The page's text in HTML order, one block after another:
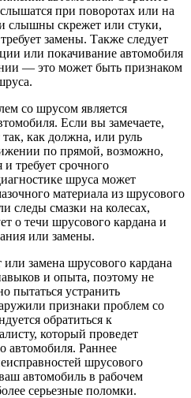
при поворотах или на
слышны скрежет или стуки,
замены. Также следует
или покачивание автомобиля
— это может быть признаком
со шрусом является
Если вы замечаете,
как должна, или руль
по прямой, возможно,
требует срочного
шруса может
материала из шрусового
следы смазки на колесах,
о течи шрусового кардана и
или замены.
замена шрусового кардана
и опыта, поэтому не
пытаться устранить
признаки проблем со
обратиться к
который проведет
автомобиля. Раннее
шрусового
автомобиль в рабочем
серьезные поломки.